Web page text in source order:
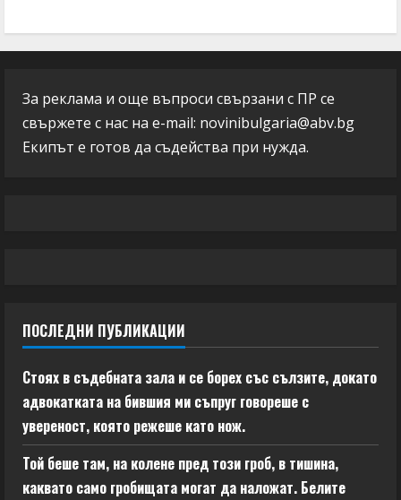
За реклама и още въпроси свързани с ПР се
свържете с нас на e-mail: novinibulgaria@abv.bg
Екипът е готов да съдейства при нужда.
ПОСЛЕДНИ ПУБЛИКАЦИИ
Стоях в съдебната зала и се борех със сълзите, докато
адвокатката на бившия ми съпруг говореше с
увереност, която режеше като нож.
Той беше там, на колене пред този гроб, в тишина,
каквато само гробищата могат да наложат. Белите